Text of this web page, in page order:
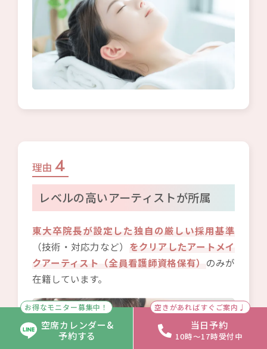
理由 4
レベルの高いアーティストが所属
東大卒院長が設定した独自の厳しい採用基準
（技術・対応力など） をクリアしたアートメイ
クアーティスト（全員看護師資格保有） のみが
在籍しています。
お得なモニター募集中！
空席カレンダー&
予約する
空きがあればすぐご案内♩
当日予約
10時〜17時受付中